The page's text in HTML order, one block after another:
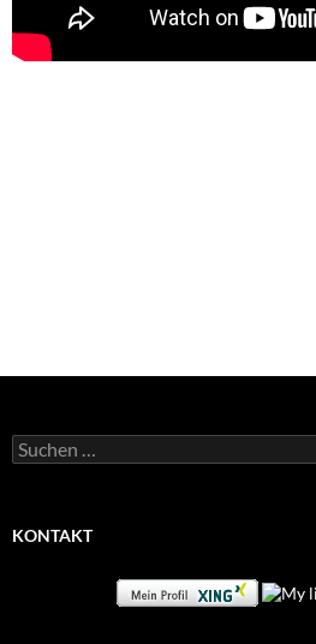
Suchen
nach:
KONTAKT